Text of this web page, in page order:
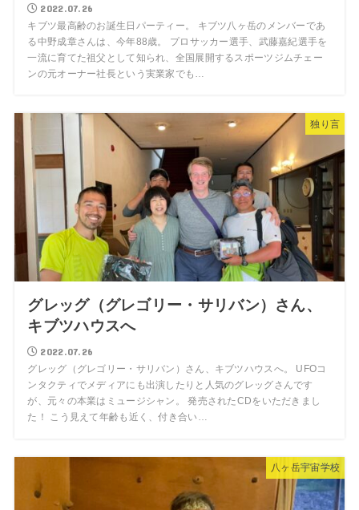
2022.07.26
キブツ最高齢のお誕生日パーティー。 キブツ八ヶ岳のメンバーであ
る中野成章さんは、今年88歳。 プロサッカー選手、武藤嘉紀選手を
一流に育てた祖父として知られ、全国展開するスポーツジムチェー
ンの元オーナー社長という実業家でも…
独り言
グレッグ（グレゴリー・サリバン）さん、
キブツハウスへ
2022.07.26
グレッグ（グレゴリー・サリバン）さん、キブツハウスへ。 UFOコ
ンタクティでメディアにも出演したりと人気のグレッグさんです
が、元々の本業はミュージシャン。 発売されたCDをいただきまし
た！ こう見えて年齢も近く、付き合い…
八ヶ岳宇宙学校